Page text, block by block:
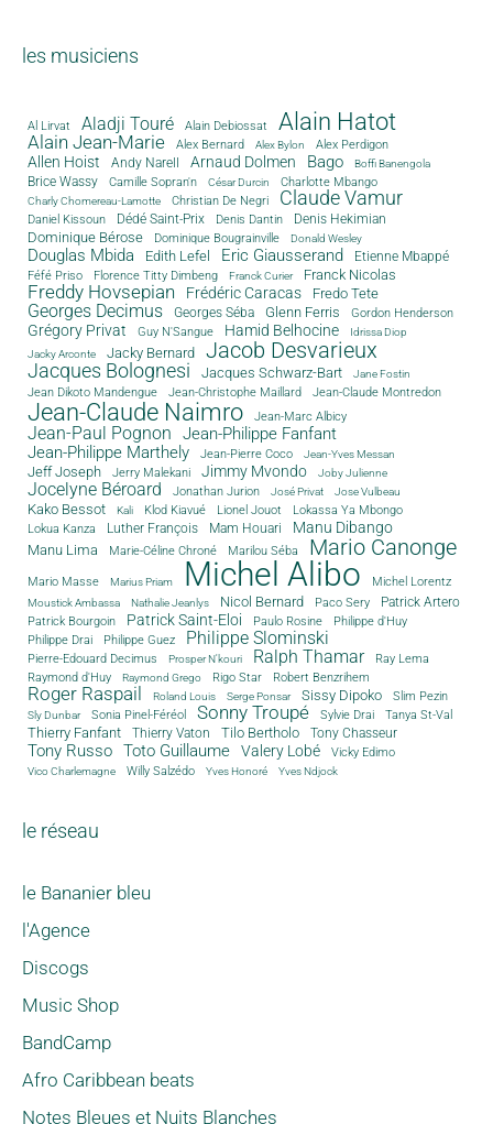
les musiciens
Al Lirvat Aladji Touré Alain Debiossat Alain Hatot
Alain Jean-Marie Alex Bernard Alex Bylon Alex Perdigon
Allen Hoist Andy Narell Arnaud Dolmen Bago Boffi Banengola
Brice Wassy Camille Sopran'n César Durcin Charlotte Mbango
Charly Chomereau-Lamotte Christian De Negri Claude Vamur
Daniel Kissoun Dédé Saint-Prix Denis Dantin Denis Hekimian
Dominique Bérose Dominique Bougrainville Donald Wesley
Douglas Mbida Edith Lefel Eric Giausserand Etienne Mbappé
Féfé Priso Florence Titty Dimbeng Franck Curier Franck Nicolas
Freddy Hovsepian Frédéric Caracas Fredo Tete
Georges Decimus Georges Séba Glenn Ferris Gordon Henderson
Grégory Privat Guy N'Sangue Hamid Belhocine
Idrissa Diop
Jacky Arconte
Jacky Bernard Jacob Desvarieux
Jacques Bolognesi Jacques Schwarz-Bart Jane Fostin
Jean Dikoto Mandengue Jean-Christophe Maillard Jean-Claude Montredon
Jean-Claude Naimro Jean-Marc Albicy
Jean-Paul Pognon
Jean-Philippe Fanfant
Jean-Philippe Marthely
Jean-Pierre Coco Jean-Yves Messan
Jeff Joseph Jerry Malekani Jimmy Mvondo Joby Julienne
Jocelyne Béroard Jonathan Jurion José Privat Jose Vulbeau
Kako Bessot Kali Klod Kiavué Lionel Jouot
Lokassa Ya Mbongo
Lokua Kanza
Luther François Mam Houari Manu Dibango
Manu Lima Marie-Céline Chroné Marilou Séba Mario Canonge
Mario Masse Marius Priam Michel Alibo Michel Lorentz
Moustick Ambassa Nathalie Jeanlys Nicol Bernard Paco Sery
Patrick Artero
Patrick Bourgoin
Patrick Saint-Eloi Paulo Rosine
Philippe d'Huy
Philippe Drai
Philippe Guez Philippe Slominski
Pierre-Edouard Decimus Prosper N'kouri Ralph Thamar
Ray Lema
Raymond d'Huy
Raymond Grego Rigo Star Robert Benzrihem
Roger Raspail Roland Louis Serge Ponsar Sissy Dipoko Slim Pezin
Sly Dunbar Sonia Pinel-Féréol Sonny Troupé Sylvie Drai Tanya St-Val
Thierry Fanfant Thierry Vaton Tilo Bertholo Tony Chasseur
Tony Russo Toto Guillaume Valery Lobé Vicky Edimo
Vico Charlemagne Willy Salzédo Yves Honoré Yves Ndjock
le réseau
le Bananier bleu
l'Agence
Discogs
Music Shop
BandCamp
Afro Caribbean beats
Notes Bleues et Nuits Blanches